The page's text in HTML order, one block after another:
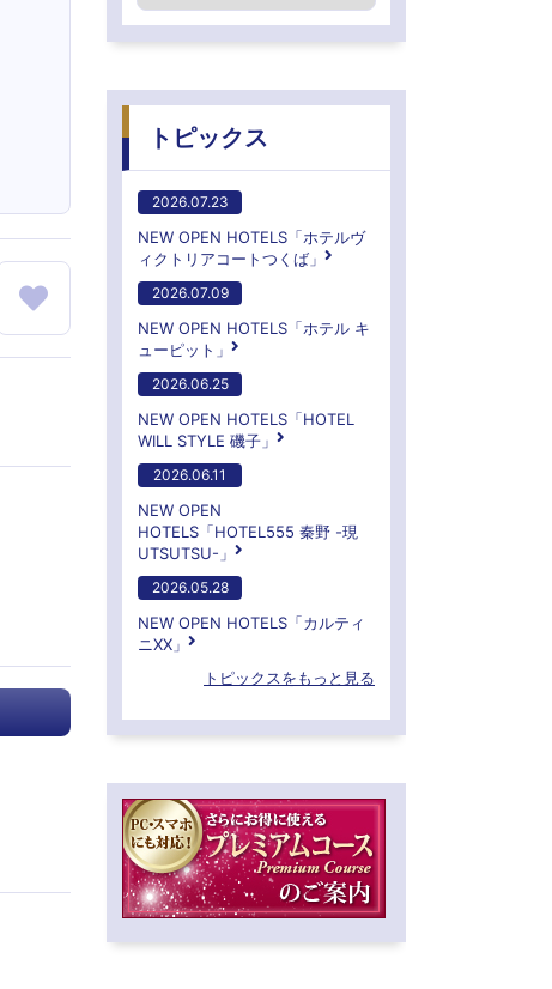
トピックス
2026.07.23
NEW OPEN HOTELS「ホテルヴ
ィクトリアコートつくば」
2026.07.09
NEW OPEN HOTELS「ホテル キ
ューピット」
2026.06.25
NEW OPEN HOTELS「HOTEL
WILL STYLE 磯子」
2026.06.11
NEW OPEN
HOTELS「HOTEL555 秦野 -現
UTSUTSU-」
2026.05.28
NEW OPEN HOTELS「カルティ
ニXX」
トピックスをもっと見る